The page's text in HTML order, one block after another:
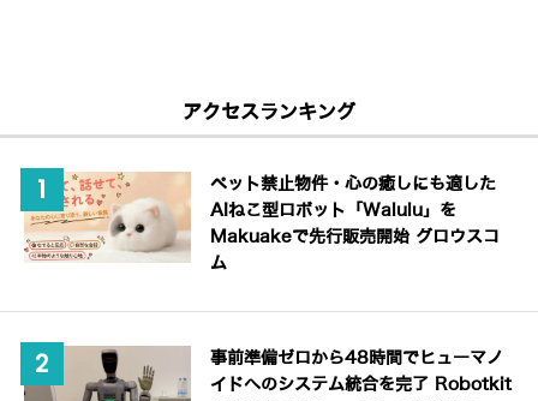
アクセスランキング
ペット禁止物件・心の癒しにも適した
AIねこ型ロボット「Walulu」を
Makuakeで先行販売開始 グロウスコ
ム
事前準備ゼロから48時間でヒューマノ
イドへのシステム統合を完了 Robotkit